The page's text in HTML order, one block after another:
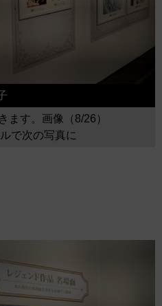
ます。画像（8/26）
で次の写真に